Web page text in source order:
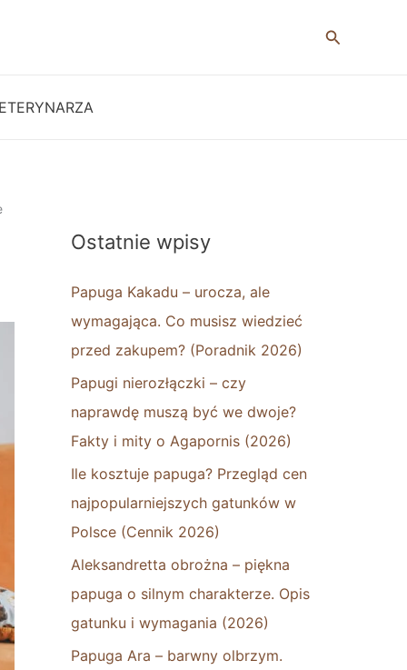
Szukaj
Ostatnie wpisy
Papuga Kakadu – urocza, ale
wymagająca. Co musisz wiedzieć
przed zakupem? (Poradnik 2026)
Papugi nierozłączki – czy
naprawdę muszą być we dwoje?
Fakty i mity o Agapornis (2026)
Ile kosztuje papuga? Przegląd cen
najpopularniejszych gatunków w
Polsce (Cennik 2026)
Aleksandretta obrożna – piękna
papuga o silnym charakterze. Opis
gatunku i wymagania (2026)
Papuga Ara – barwny olbrzym.